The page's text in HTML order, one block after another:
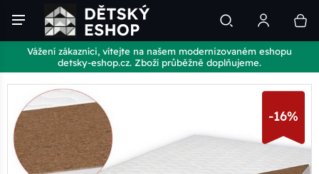
Vážení zákazníci, vítejte na našem modernizovaném eshopu
detsky-eshop.cz. Zboží průběžně doplňujeme.
-16%